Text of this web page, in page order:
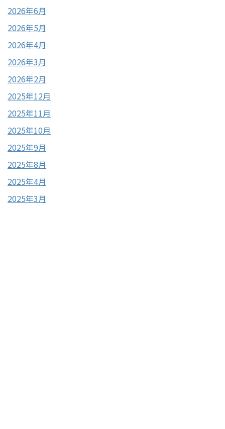
2026年6月
2026年5月
2026年4月
2026年3月
2026年2月
2025年12月
2025年11月
2025年10月
2025年9月
2025年8月
2025年4月
2025年3月